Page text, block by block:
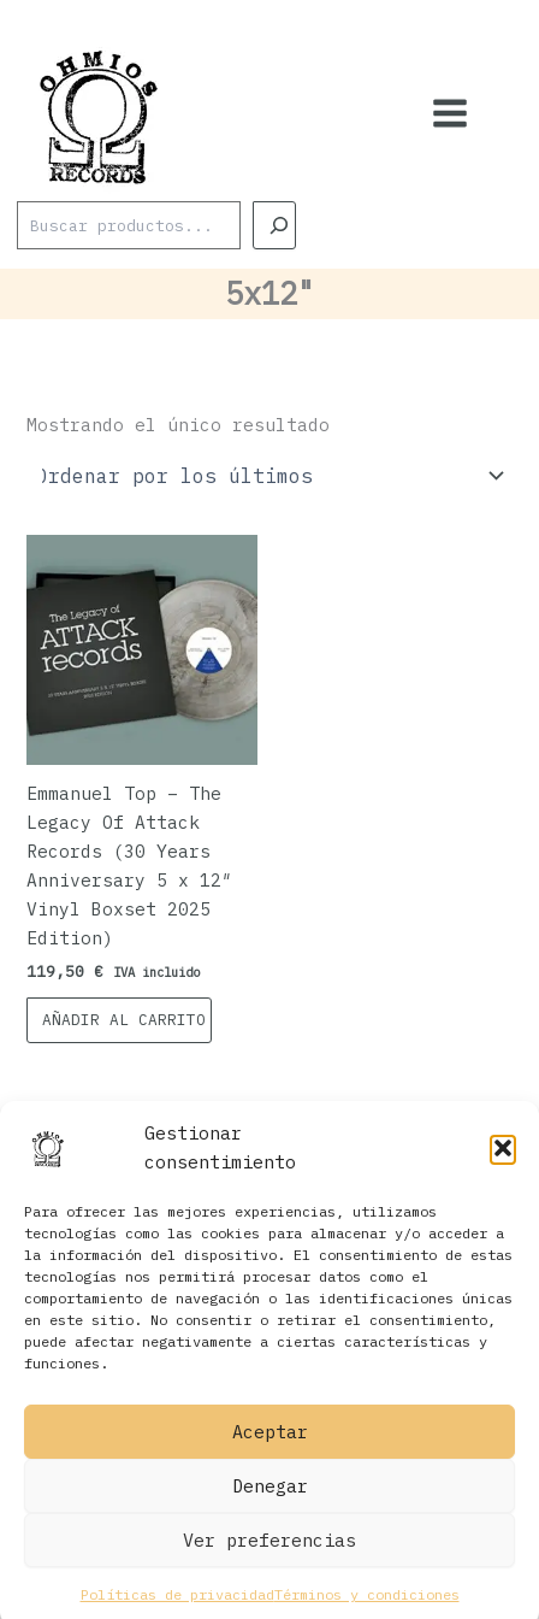
Gestionar
consentimiento
Para ofrecer las mejores experiencias, utilizamos
tecnologías como las cookies para almacenar y/o acceder a
la información del dispositivo. El consentimiento de estas
tecnologías nos permitirá procesar datos como el
comportamiento de navegación o las identificaciones únicas
en este sitio. No consentir o retirar el consentimiento,
puede afectar negativamente a ciertas características y
funciones.
Aceptar
Denegar
Ver preferencias
Políticas de privacidadTérminos y condiciones
contenido
5x12"
Filtros
Mostrando el único resultado
Emmanuel Top – The
Legacy Of Attack
Records (30 Years
Anniversary 5 x 12″
Vinyl Boxset 2025
Edition)
119,50 € IVA incluido
AÑADIR AL CARRITO